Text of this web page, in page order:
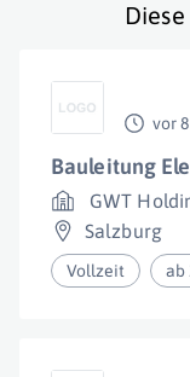
vor
Bauleitung
GWT
Salzburg
Vollzeit ab